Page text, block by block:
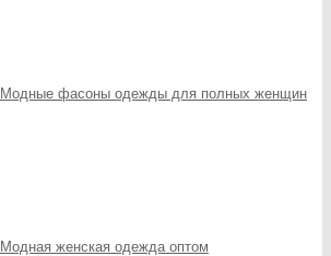
Модные фасоны одежды для полных женщин
Модная женская одежда оптом